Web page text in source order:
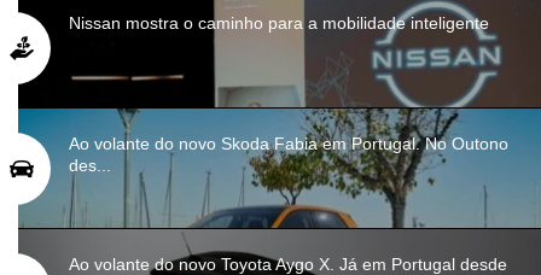
Nissan mostra o caminho para a mobilidade inteligente
Ao volante do novo Skoda Fabia em Portugal. No Outono
des...
Ao volante do novo Toyota Aygo X. Já em Portugal desde